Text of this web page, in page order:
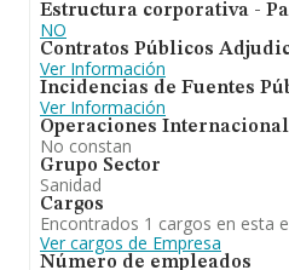
Estructura corporativa -
NO
Contratos Públicos
Ver Información
Incidencias de Fuentes
Ver Información
Operaciones
No constan
Grupo Sector
Sanidad
Cargos
Encontrados 1 cargos en esta
Ver cargos de Empresa
Número de empleados